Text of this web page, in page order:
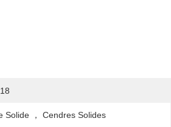
Solide ， Cendres Solides